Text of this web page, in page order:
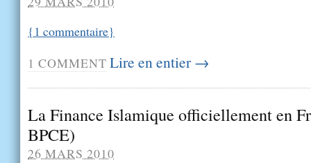
{ 1 commentaire}
1 COMMENT Lire en entier →
La Finance Islamique officiellement en
BPCE)
26 MARS 2010